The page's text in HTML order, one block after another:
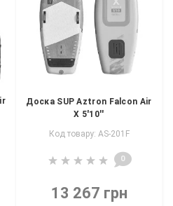
Доска SUP Aztron Falcon Air
X 5'10''
Код товару: AS-201F
0
13 267 грн